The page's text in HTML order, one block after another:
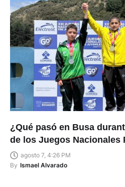
¿Qué pasó en Busa
de los Juegos Nacionales
agosto 7, 4:26 PM
By Ismael Alvarado